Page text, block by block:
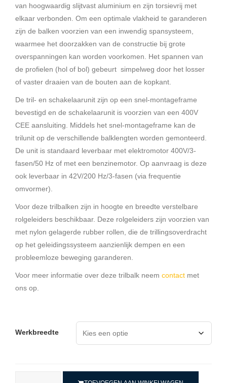
van hoogwaardig slijtvast aluminium en zijn torsievrij met
elkaar verbonden. Om een optimale vlakheid te garanderen
zijn de balken voorzien van een inwendig spansysteem,
waarmee het doorzakken van de constructie bij grote
overspanningen kan worden voorkomen. Het spannen van
de profielen (hol of bol) gebeurt simpelweg door het losser
of vaster draaien van de bouten aan de kopkant.
De tril- en schakelaarunit zijn op een snel-montageframe
bevestigd en de schakelaarunit is voorzien van een 400V
CEE aansluiting. Middels het snel-montageframe kan de
trilunit op de verschillende balklengten worden gemonteerd.
De unit is standaard leverbaar met elektromotor 400V/3-
fasen/50 Hz of met een benzinemotor. Op aanvraag is deze
ook leverbaar in 42V/200 Hz/3-fasen (via frequentie
omvormer).
Voor deze trilbalken zijn in hoogte en breedte verstelbare
rolgeleiders beschikbaar. Deze rolgeleiders zijn voorzien van
met nylon gelagerde rubber rollen, die de trillingsoverdracht
op het geleidingssysteem aanzienlijk dempen en een
probleemloze beweging garanderen.
Voor meer informatie over deze trilbalk neem contact met
ons op.
Werkbreedte